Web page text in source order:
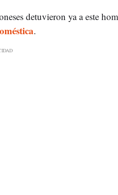
detuvieron ya a este
.